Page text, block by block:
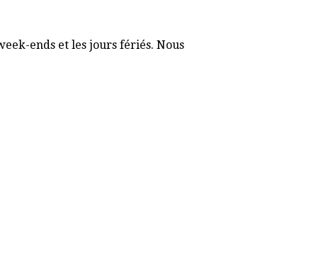
ends et les jours fériés. Nous